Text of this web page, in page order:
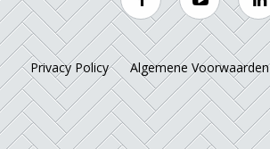
Privacy Policy Algemene Voorwaarden